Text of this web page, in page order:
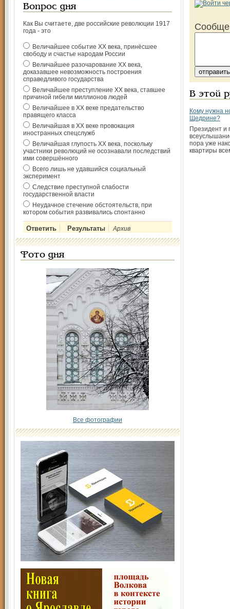
Вопрос дня
Как Вы считаете, две российские революции 1917
года - это
Величайшее событие ХХ века, принёсшее
свободу и счастье народам России
Величайшее разочарование ХХ века,
доказавшее невозможность построения
справедливого государства
Величайшее преступление ХХ века, ставшее
причиной гибели миллионов людей
Величайшее в ХХ веке предательство
правящего класса
Величайшая в ХХ веке провокация
иностранных спецслужб
Величайшая глупость ХХ века, поскольку
участники революций не осознавали последствий
ими совершённого
Всего лишь не удавшийся социальный
эксперимент
Следствие преступной слабости
государственной власти
Неудачное стечение обстоятельств, при
котором события развивались спонтанно
Архив
Фото дня
Все фотографии
В этой
Кому нужна
Щедрине?
Президент и
пора уже
квартиры